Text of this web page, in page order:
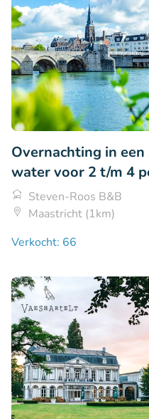
Overnachting in
water voor 2 t/m 4
Steven-Roos B&B
Maastricht (1km)
Verkocht: 66